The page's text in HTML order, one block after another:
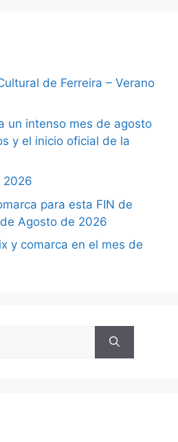
de Ferreira – Verano
un intenso mes de agosto
y el inicio oficial de la
2026
para esta FIN de
Agosto de 2026
y comarca en el mes de